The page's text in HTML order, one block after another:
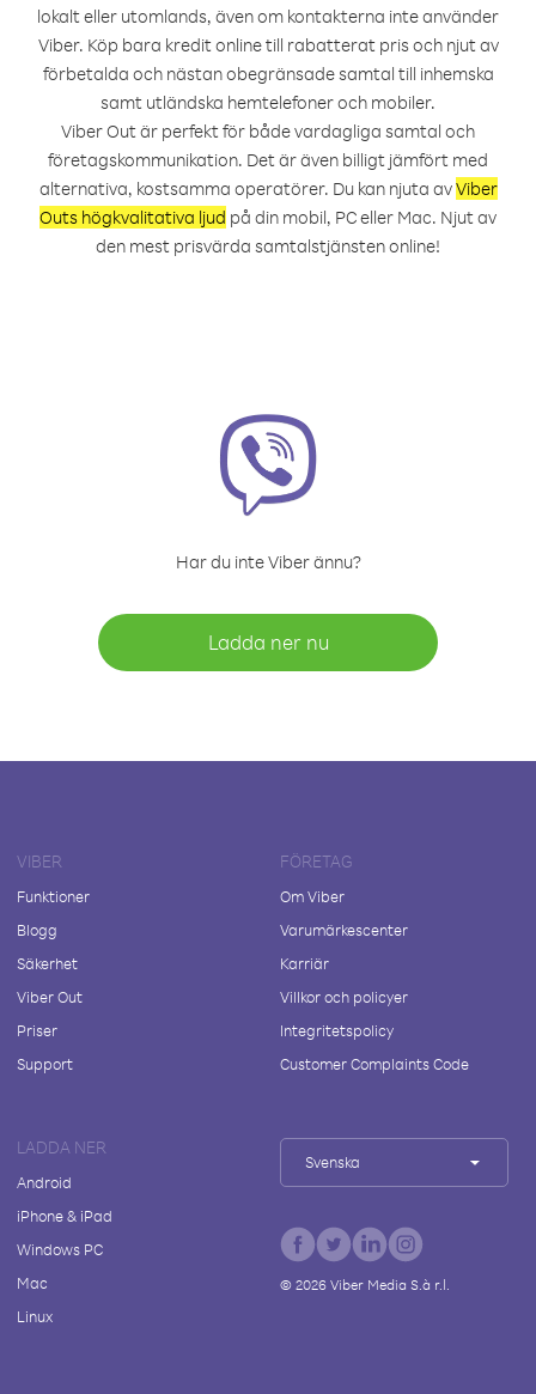
lokalt eller utomlands, även om kontakterna inte använder
Viber. Köp bara kredit online till rabatterat pris och njut av
förbetalda och nästan obegränsade samtal till inhemska
samt utländska hemtelefoner och mobiler.
Viber Out är perfekt för både vardagliga samtal och
företagskommunikation. Det är även billigt jämfört med
alternativa, kostsamma operatörer. Du kan njuta avViber
Outs högkvalitativa ljud på din mobil, PC eller Mac. Njut av
den mest prisvärda samtalstjänsten online!
Har du inte Viber ännu?
Ladda ner nu
VIBER
Funktioner
Blogg
Säkerhet
Viber Out
Priser
Support
FÖRETAG
Om Viber
Varumärkescenter
Karriär
Villkor och policyer
Integritetspolicy
Customer Complaints Code
LADDA NER
Android
iPhone & iPad
Windows PC
Mac
Linux
Svenska
© 2026Viber Media S.à r.l.